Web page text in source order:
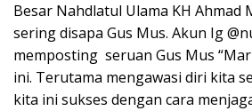
Besar Nahdlatul Ulama KH Ahmad
sering disapa Gus Mus. Akun Ig
memposting seruan Gus Mus
ini. Terutama mengawasi diri kita
kita ini sukses dengan cara